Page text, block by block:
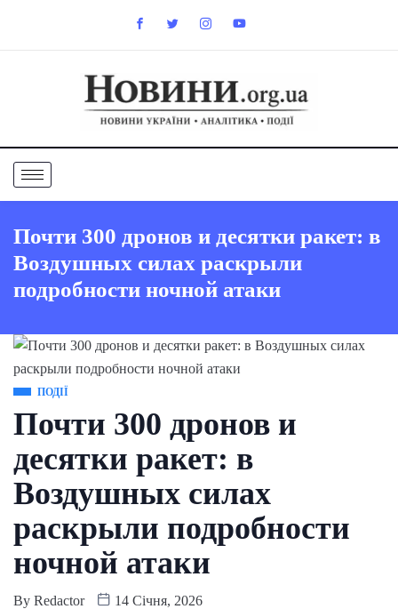
Почти 300 дронов и десятки ракет: в
Воздушных силах раскрыли
подробности ночной атаки
ПОДІЇ
Почти 300 дронов и
десятки ракет: в
Воздушных силах
раскрыли подробности
ночной атаки
By Redactor 14 Січня, 2026